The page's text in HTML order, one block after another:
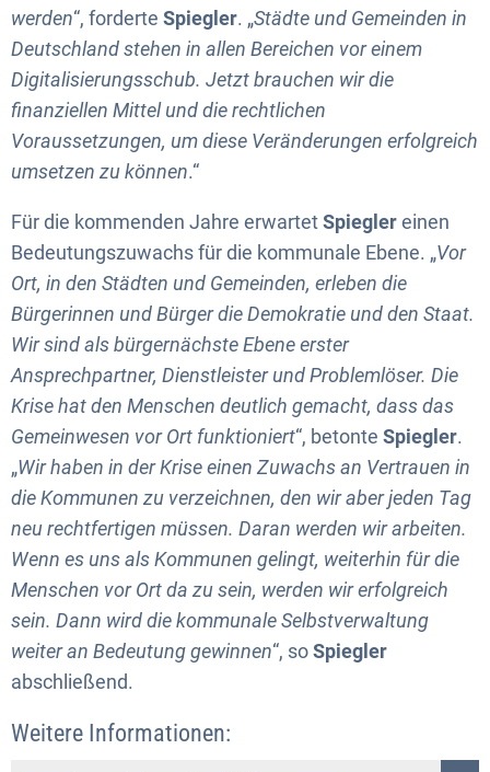
werden“, forderte Spiegler. „Städte und Gemeinden in
Deutschland stehen in allen Bereichen vor einem
Digitalisierungsschub. Jetzt brauchen wir die
finanziellen Mittel und die rechtlichen
Voraussetzungen, um diese Veränderungen erfolgreich
umsetzen zu können.“
Für die kommenden Jahre erwartetSpieglereinen
Bedeutungszuwachs für die kommunale Ebene. „Vor
Ort, in den Städten und Gemeinden, erleben die
Bürgerinnen und Bürger die Demokratie und den Staat.
Wir sind als bürgernächste Ebene erster
Ansprechpartner, Dienstleister und Problemlöser. Die
Krise hat den Menschen deutlich gemacht, dass das
Gemeinwesen vor Ort funktioniert“, betonte Spiegler.
„Wir haben in der Krise einen Zuwachs an Vertrauen in
die Kommunen zu verzeichnen, den wir aber jeden Tag
neu rechtfertigen müssen. Daran werden wir arbeiten.
Wenn es uns als Kommunen gelingt, weiterhin für die
Menschen vor Ort da zu sein, werden wir erfolgreich
sein. Dann wird die kommunale Selbstverwaltung
weiter an Bedeutung gewinnen“, soSpiegler
abschließend.
Weitere Informationen: